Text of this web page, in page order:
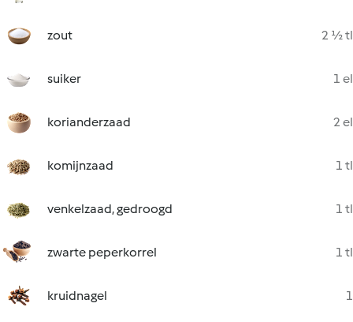
zout 2 ½ tl
suiker 1 el
korianderzaad 2 el
komijnzaad 1 tl
venkelzaad, gedroogd 1 tl
zwarte peperkorrel 1 tl
kruidnagel 1